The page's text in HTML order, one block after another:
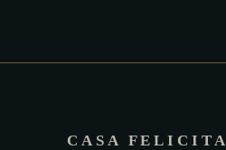
CASA FELICITA